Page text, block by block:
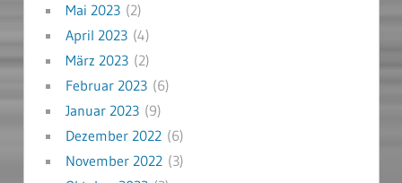
Mai 2023(2)
April 2023(4)
März 2023(2)
Februar 2023(6)
Januar 2023(9)
Dezember 2022(6)
November 2022(3)